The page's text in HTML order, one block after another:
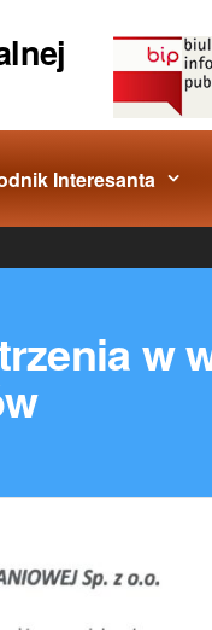
Interesanta
w